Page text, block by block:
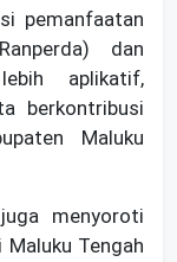
pemanfaatan
dan
aplikatif,
berkontribusi
Maluku
menyoroti
Tengah